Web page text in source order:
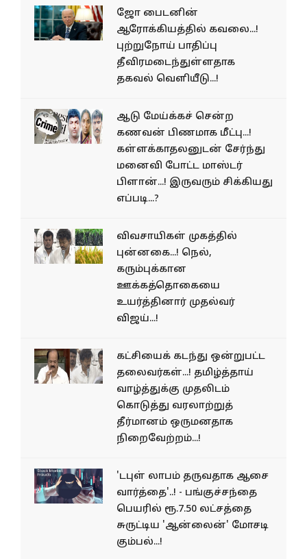
ஜோ பைடனின்
ஆரோக்கியத்தில் கவலை...!
புற்றுநோய் பாதிப்பு
தீவிரமடைந்துள்ளதாக
தகவல் வெளியீடு...!
ஆடு மேய்க்கச் சென்ற
கணவன் பிணமாக மீட்பு...!
கள்ளக்காதலனுடன் சேர்ந்து
மனைவி போட்ட மாஸ்டர்
பிளான்...! இருவரும் சிக்கியது
எப்படி...?
விவசாயிகள் முகத்தில்
புன்னகை...! நெல்,
கரும்புக்கான
ஊக்கத்தொகையை
உயர்த்தினார் முதல்வர்
விஜய்...!
கட்சியைக் கடந்து ஒன்றுபட்ட
தலைவர்கள்...! தமிழ்த்தாய்
வாழ்த்துக்கு முதலிடம்
கொடுத்து வரலாற்றுத்
தீர்மானம் ஒருமனதாக
நிறைவேற்றம்...!
'டபுள் லாபம் தருவதாக ஆசை
வார்த்தை'..! - பங்குச்சந்தை
பெயரில் ரூ.7.50 லட்சத்தை
சுருட்டிய 'ஆன்லைன்' மோசடி
கும்பல்...!